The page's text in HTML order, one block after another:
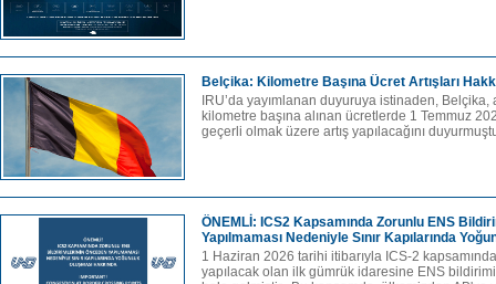
Belçika: Kilometre Başına Ücret Artışları
IRU’da yayımlanan duyuruya istinaden, Belçika,
kilometre başına alınan ücretlerde 1 Temmuz
geçerli olmak üzere artış yapılacağını
ÖNEMLİ: ICS2 Kapsamında Zorunlu ENS
Yapılmaması Nedeniyle Sınır Kapılarında
1 Haziran 2026 tarihi itibarıyla ICS-2
yapılacak olan ilk gümrük idaresine ENS